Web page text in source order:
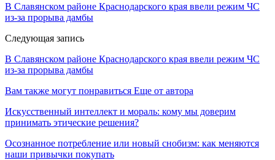
В Cлавянском районе Краснодарского края ввели режим ЧС
из-за прорыва дамбы
Следующая запись
В Cлавянском районе Краснодарского края ввели режим ЧС
из-за прорыва дамбы
Вам также могут понравиться Еще от автора
Искусственный интеллект и мораль: кому мы доверим
принимать этические решения?
Осознанное потребление или новый снобизм: как меняются
наши привычки покупать